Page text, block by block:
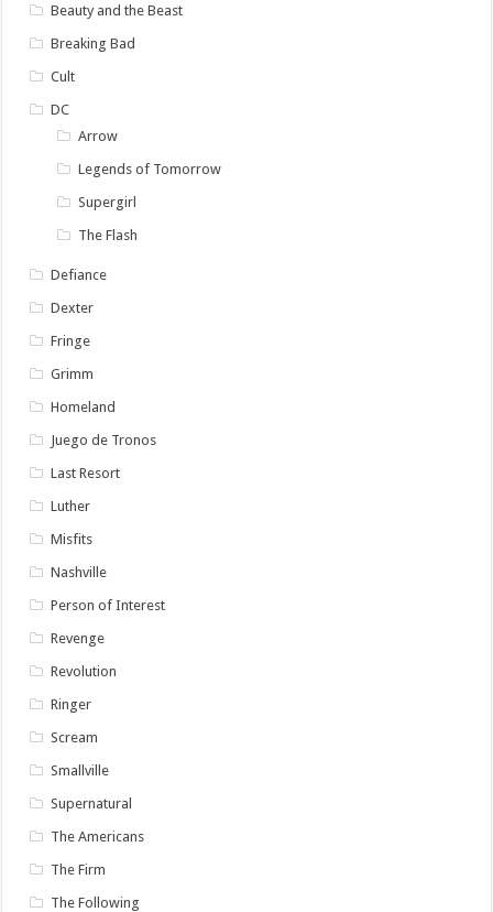
Beauty and the Beast
Breaking Bad
Cult
DC
Arrow
Legends of Tomorrow
Supergirl
The Flash
Defiance
Dexter
Fringe
Grimm
Homeland
Juego de Tronos
Last Resort
Luther
Misfits
Nashville
Person of Interest
Revenge
Revolution
Ringer
Scream
Smallville
Supernatural
The Americans
The Firm
The Following